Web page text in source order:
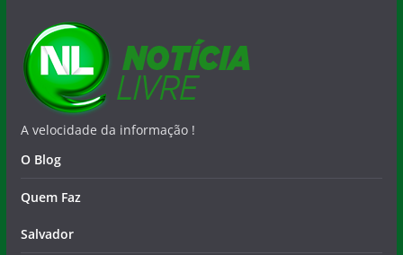
A velocidade da informação !
O Blog
Quem Faz
Salvador
Nacional